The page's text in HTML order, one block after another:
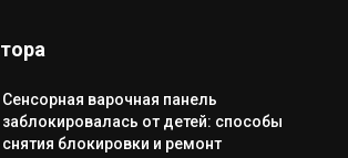
Сенсорная варочная панель
заблокировалась от детей: способы
снятия блокировки и ремонт